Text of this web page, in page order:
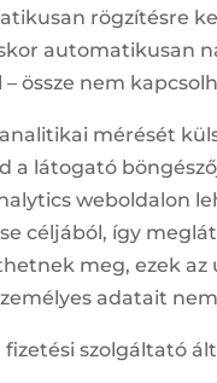
rögzítésre
automatikusan
össze nem
mérését
a látogató
weboldalon
céljából, így
meg, ezek
adatait
fizetési szolgáltató